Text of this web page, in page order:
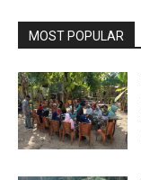
MOST POPULAR